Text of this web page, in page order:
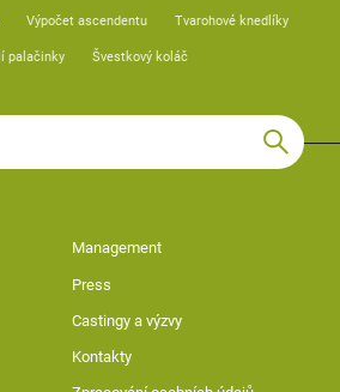
Výpočet ascendentu Tvarohové knedlíky
palačinky Švestkový koláč
Management
Press
Castingy a výzvy
Kontakty